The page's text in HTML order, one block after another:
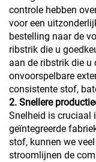
controle hebben
voor een
bestelling naar de
ribstrik die u
aan de ribstrik die u
onvoorspelbare
consistente stof,
2. Snellere
Snelheid is cruciaal
geïntegreerde
stof, kunnen we
stroomlijnen de